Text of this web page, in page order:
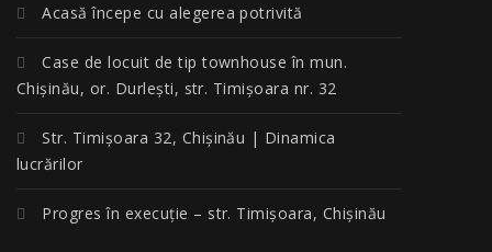
Acasă începe cu alegerea potrivită
Case de locuit de tip townhouse în mun.
Chișinău, or. Durlești, str. Timișoara nr. 32
Str. Timișoara 32, Chișinău | Dinamica
lucrărilor
Progres în execuție – str. Timișoara, Chișinău